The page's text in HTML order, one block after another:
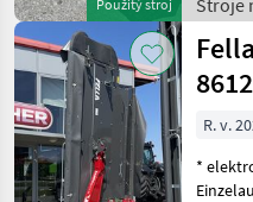
Použitý stroj
Stroje
zber
krmív /
Fella
R. v.
*